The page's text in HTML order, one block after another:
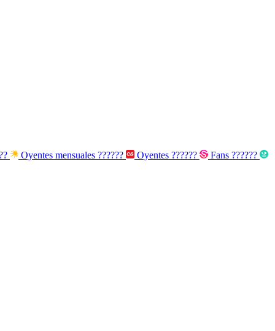
Oyentes mensuales ?????? Oyentes ?????? Fans ??????